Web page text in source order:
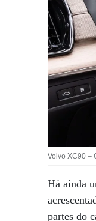
Volvo XC90 –
Há ainda
partes do